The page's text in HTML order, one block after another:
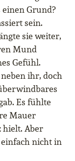
einen Grund?
sein.
sie weiter,
Mund
Gefühl.
ihr, doch
Es fühlte
Mauer
hielt. Aber
nicht in